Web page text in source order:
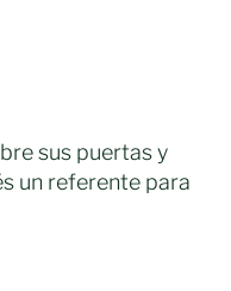
sus puertas y
un referente para